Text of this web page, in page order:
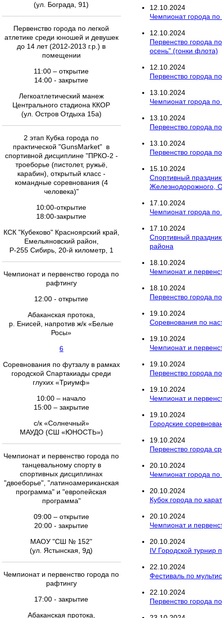
(ул. Бограда, 91)
Первенство города по легкой
атлетике среди юношей и девушек
до 14 лет (2012-2013 г.р.) в
помещении
11:00 – открытие
14:00 - закрытие
Легкоатлетический манеж
Центрального стадиона ККОР
(ул. Остров Отдыха 15а)
2 этап Кубка города по
практической "GunsMarket" в
спортивной дисциплине "ПРКО-2 -
троеборье (пистолет, ружьё,
карабин), открытый класс -
командные соревнования (4
человека)"
10:00-открытие
18:00-закрытие
КСК "Кубеково" Красноярский край,
Емельяновский район,
Р-255 Сибирь, 20-й километр, 1
Чемпионат и первенство города по
рафтингу
12:00 - открытие
Абаканская протока,
р. Енисей, напротив ж/к «Белые
Росы»
6
Соревнования по футзалу в рамках
городской Спартакиады среди
глухих «Триумф»
10:00 – начало
15:00 – закрытие
с/к «Солнечный»
МАУДО (СШ «ЮНОСТЬ»)
Чемпионат и первенство города по
танцевальному спорту в
спортивных дисциплинах
"двоеборье", "латиноамериканская
программа" и "европейская
программа"
09:00 – открытие
20:00 - закрытие
МАОУ "СШ № 152"
(ул. Ястынская, 9д)
Чемпионат и первенство города по
рафтингу
17:00 - закрытие
Абаканская протока,
12.10.2024
Чемпионат города
12.10.2024
Первенство города
осень" (гонки флота)
12.10.2024
Первенство города
13.10.2024
Чемпионат города
13.10.2024
Первенство города
13.10.2024
Первенство города
15.10.2024
Спортивный
Железнодорожного,
17.10.2024
Чемпионат города по
17.10.2024
Спортивный
района
18.10.2024
Чемпионат и
18.10.2024
Первенство города
19.10.2024
Соревнования по
19.10.2024
Чемпионат и
19.10.2024
Первенство города
19.10.2024
Чемпионат и
19.10.2024
Городские
19.10.2024
Первенство города
20.10.2024
Чемпионат города по
20.10.2024
Кубок города по
20.10.2024
Чемпионат и
20.10.2024
IV Городской
22.10.2024
Фестиваль по
22.10.2024
Первенство города